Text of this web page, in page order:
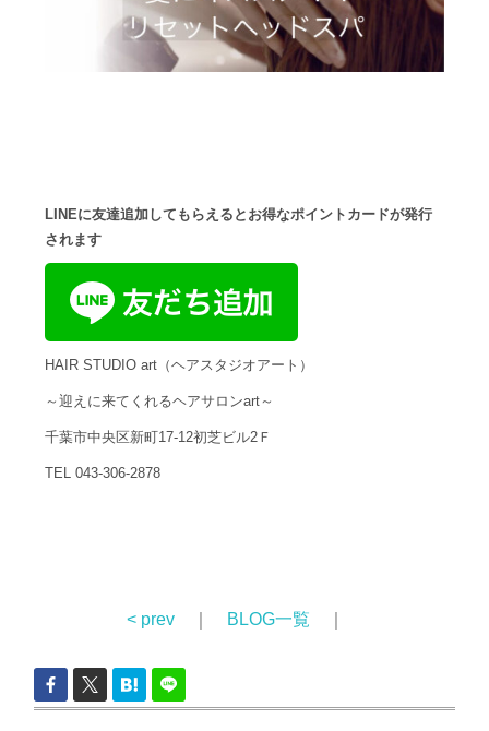
LINEに友達追加してもらえるとお得なポイントカードが発行
されます
HAIR STUDIO art（ヘアスタジオアート）
～迎えに来てくれるヘアサロンart～
千葉市中央区新町17-12初芝ビル2Ｆ
TEL 043-306-2878
< prev BLOG一覧